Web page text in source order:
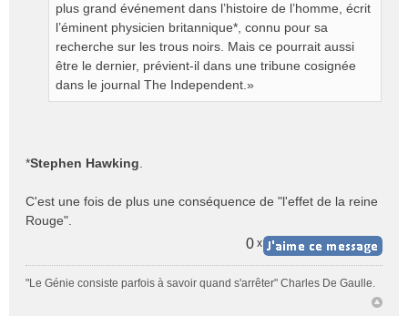
plus grand événement dans l’histoire de l’homme, écrit
l’éminent physicien britannique*, connu pour sa
recherche sur les trous noirs. Mais ce pourrait aussi
être le dernier, prévient-il dans une tribune cosignée
dans le journal The Independent.»
*Stephen Hawking
C'est une fois de plus une conséquence de "l'effet de la reine
Rouge".
0 x
"Le Génie consiste parfois à savoir quand s'arrêter" Charles De Gaulle.